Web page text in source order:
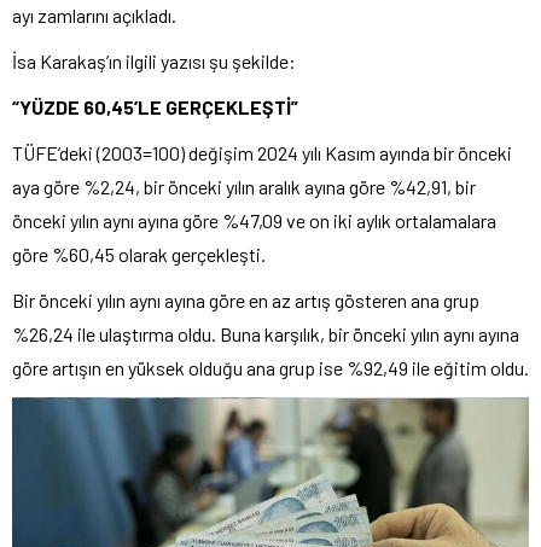
ayı zamlarını açıkladı.
İsa Karakaş’ın ilgili yazısı şu şekilde:
“YÜZDE 60,45’LE GERÇEKLEŞTİ”
TÜFE’deki (2003=100) değişim 2024 yılı Kasım ayında bir önceki
aya göre %2,24, bir önceki yılın aralık ayına göre %42,91, bir
önceki yılın aynı ayına göre %47,09 ve on iki aylık ortalamalara
göre %60,45 olarak gerçekleşti.
Bir önceki yılın aynı ayına göre en az artış gösteren ana grup
%26,24 ile ulaştırma oldu. Buna karşılık, bir önceki yılın aynı ayına
göre artışın en yüksek olduğu ana grup ise %92,49 ile eğitim oldu.